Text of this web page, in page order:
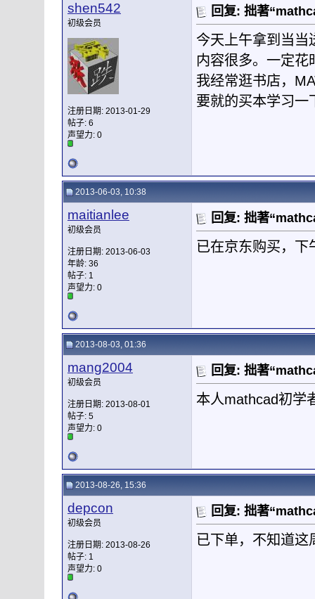
shen542
初级会员
注册日期: 2013-01-29
帖子: 6
声望力: 0
回复: 拙著
今天上午拿到当当
内容很多。一定花
我经常逛书店，
要就的买本学习一
2013-06-03, 10:38
maitianlee
初级会员
注册日期: 2013-06-03
年龄: 36
帖子: 1
声望力: 0
回复: 拙著
已在京东购买，
2013-08-03, 01:36
mang2004
初级会员
注册日期: 2013-08-01
帖子: 5
声望力: 0
回复: 拙著
本人mathcad初学
2013-08-26, 15:36
depcon
初级会员
注册日期: 2013-08-26
帖子: 1
声望力: 0
回复: 拙著
已下单，不知道